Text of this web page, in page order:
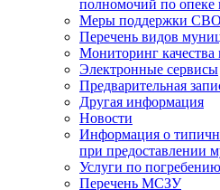
полномочий по опеке
Меры поддержки СВО
Перечень видов
Мониторинг
Электронные сервисы
Предварительная
Другая информация
Новости
Информация о
при предоставлении
Услуги по погребению
Перечень МСЗУ